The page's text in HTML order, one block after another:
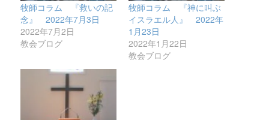
牧師コラム 『救いの記
念』 2022年7月3日
2022年7月2日
教会ブログ
牧師コラム 『神に叫ぶ
イスラエル人』 2022年
1月23日
2022年1月22日
教会ブログ